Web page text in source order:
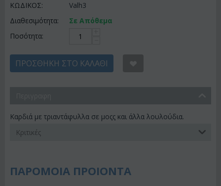
ΚΩΔΙΚΟΣ:
Valh3
Διαθεσιμότητα:
Σε Απόθεμα
Ποσότητα:
ΠΡΟΣΘΉΚΗ ΣΤΟ ΚΑΛΆΘΙ
Καρδιά με τριαντάφυλλα σε μοςς και άλλα λουλούδια.
Κριτικές
ΠΑΡΟΜΟΙΑ ΠΡΟΙΟΝΤΑ